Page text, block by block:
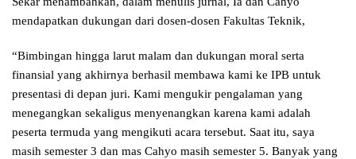
mendapatkan dukungan dari dosen-dosen Fakultas Teknik,
“Bimbingan hingga larut malam dan dukungan moral serta
finansial yang akhirnya berhasil membawa kami ke IPB untuk
presentasi di depan juri. Kami mengukir pengalaman yang
menegangkan sekaligus menyenangkan karena kami adalah
peserta termuda yang mengikuti acara tersebut. Saat itu, saya
masih semester 3 dan mas Cahyo masih semester 5. Banyak yang